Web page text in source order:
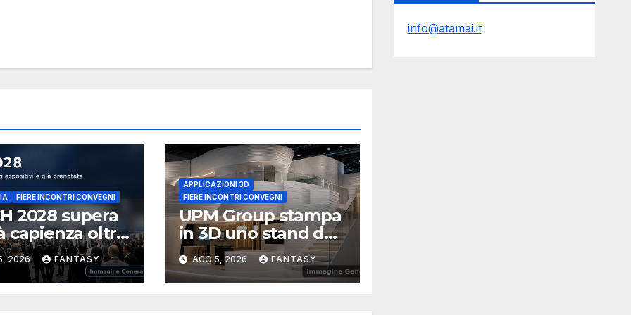
FIERE INCONTRI CONVEGNI
2028 supera
capienza oltre
metri
già
2026 FANTASY
APPLICAZIONI 3D
FIERE INCONTRI CONVEGNI
UPM Group stampa
in 3D uno stand da
100 m² per
EuroShop 2026
AGO 5, 2026 FANTASY
info@atamai.it